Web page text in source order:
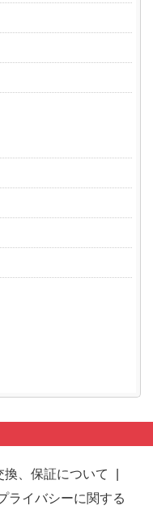
換、保証について
ライバシーに関する